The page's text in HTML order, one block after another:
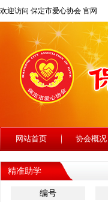
欢迎访问 保定市爱心协会 官网
网站首页 协会概况
精准助学
编号